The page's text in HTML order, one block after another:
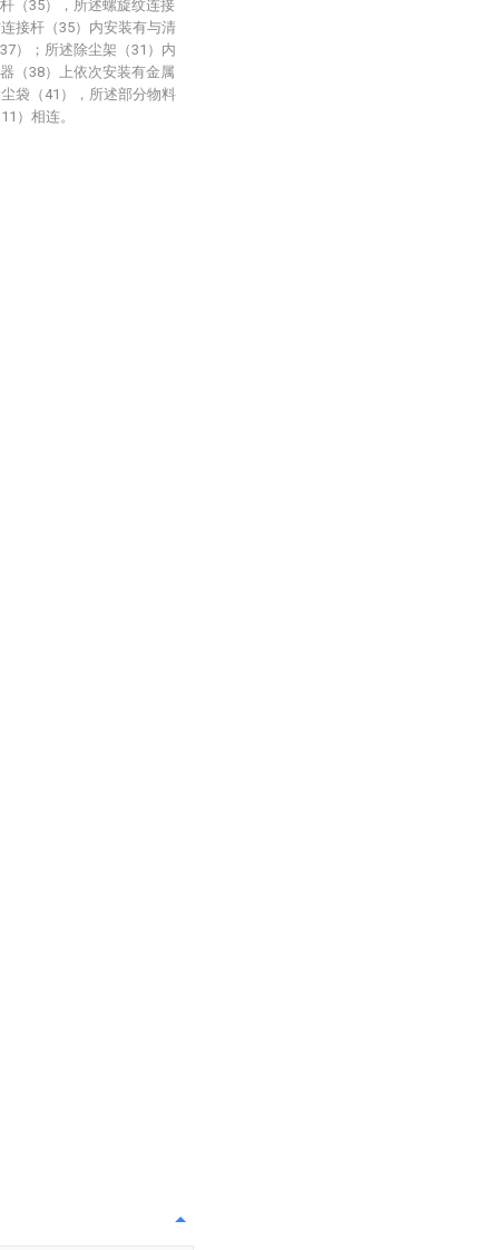
（35），所述螺旋纹连接
接杆（35）内安装有与清
）；所述除尘架（31）内
（38）上依次安装有金属
袋（41），所述部分物料
）相连。